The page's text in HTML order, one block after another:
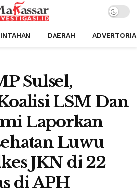
DAERAH
Sulsel,
LSM Dan
Laporkan
Luwu
JKN di 22
di APH